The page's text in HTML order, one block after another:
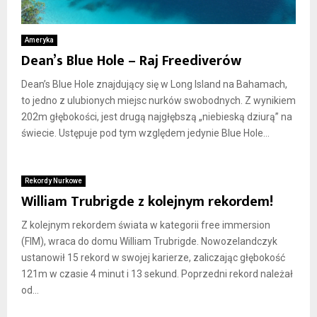
Ameryka
Dean’s Blue Hole – Raj Freediverów
Dean’s Blue Hole znajdujący się w Long Island na Bahamach,
to jedno z ulubionych miejsc nurków swobodnych. Z wynikiem
202m głębokości, jest drugą najgłębszą „niebieską dziurą” na
świecie. Ustępuje pod tym względem jedynie Blue Hole...
Rekordy Nurkowe
William Trubrigde z kolejnym rekordem!
Z kolejnym rekordem świata w kategorii free immersion
(FIM), wraca do domu William Trubrigde. Nowozelandczyk
ustanowił 15 rekord w swojej karierze, zaliczając głębokość
121m w czasie 4 minut i 13 sekund. Poprzedni rekord należał
od...